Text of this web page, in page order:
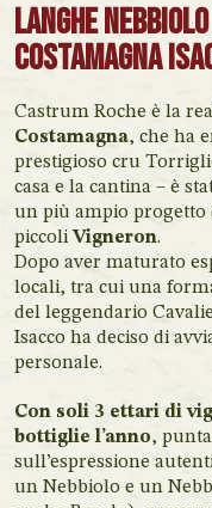
Langhe
Costamagna
Castrum Roche è la
Costamagna, che ha
prestigioso cru
casa e la cantina – è
un più ampio progetto
piccoli Vigneron.
Dopo aver maturato
locali, tra cui una
del leggendario
Isacco ha deciso di
personale.
Con soli 3 ettari di
bottiglie l’anno,
sull’espressione
un Nebbiolo e un